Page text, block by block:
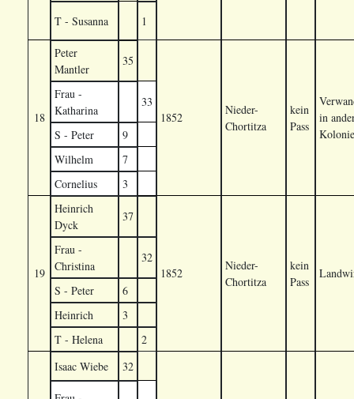
T - Susanna 1
18
Peter
Mantler
35
1852
Nieder-
Chortitza
kein
Pass
in
Frau -
Katharina
33
S - Peter
9
Wilhelm
7
Cornelius
3
19
Heinrich
Dyck
37
1852
Nieder-
Chortitza
kein
Pass
Frau -
Christina
32
S - Peter
6
Heinrich
3
T - Helena
2
Isaac Wiebe 32